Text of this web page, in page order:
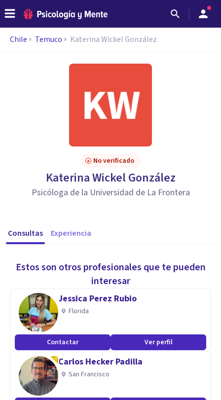
Chile Temuco Katerina Wickel González
No verificado
Katerina Wickel González
Psicóloga de la Universidad de La Frontera
Consultas Experiencia
Estos son otros profesionales que te pueden
interesar
Jessica Perez Rubio
Florida
Contactar Ver perfil
Carlos Hecker Padilla
San Francisco